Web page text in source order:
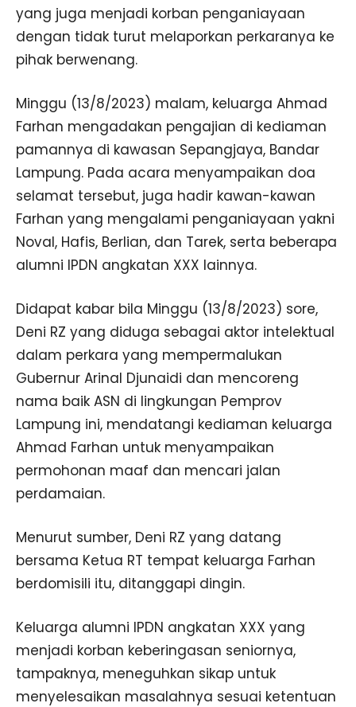
yang juga menjadi korban penganiayaan
dengan tidak turut melaporkan perkaranya ke
pihak berwenang.
Minggu (13/8/2023) malam, keluarga Ahmad
Farhan mengadakan pengajian di kediaman
pamannya di kawasan Sepangjaya, Bandar
Lampung. Pada acara menyampaikan doa
selamat tersebut, juga hadir kawan-kawan
Farhan yang mengalami penganiayaan yakni
Noval, Hafis, Berlian, dan Tarek, serta beberapa
alumni IPDN angkatan XXX lainnya.
Didapat kabar bila Minggu (13/8/2023) sore,
Deni RZ yang diduga sebagai aktor intelektual
dalam perkara yang mempermalukan
Gubernur Arinal Djunaidi dan mencoreng
nama baik ASN di lingkungan Pemprov
Lampung ini, mendatangi kediaman keluarga
Ahmad Farhan untuk menyampaikan
permohonan maaf dan mencari jalan
perdamaian.
Menurut sumber, Deni RZ yang datang
bersama Ketua RT tempat keluarga Farhan
berdomisili itu, ditanggapi dingin.
Keluarga alumni IPDN angkatan XXX yang
menjadi korban keberingasan seniornya,
tampaknya, meneguhkan sikap untuk
menyelesaikan masalahnya sesuai ketentuan